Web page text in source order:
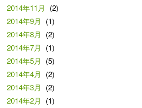
2014年11月
(2)
2014年9月
(1)
2014年8月
(2)
2014年7月
(1)
2014年5月
(5)
2014年4月
(2)
2014年3月
(2)
2014年2月
(1)